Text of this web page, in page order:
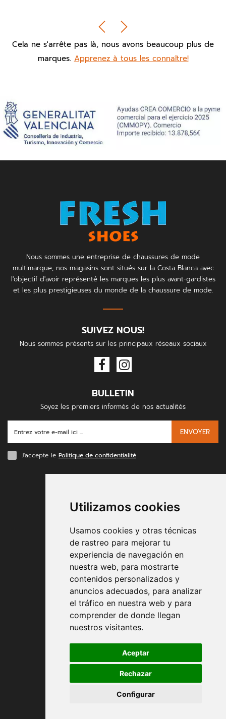
Utilizamos cookies
Usamos cookies y otras técnicas
de rastreo para mejorar tu
experiencia de navegación en
nuestra web, para mostrarte
contenidos personalizados y
anuncios adecuados, para analizar
el tráfico en nuestra web y para
comprender de donde llegan
nuestros visitantes.
Aceptar
Rechazar
Configurar
Cela ne s'arrête pas là, nous avons beaucoup plus de
marques. Apprenez à tous les connaître!
Nous sommes une entreprise de chaussures de mode
multimarque, nos magasins sont situés sur la Costa Blanca avec
l'objectif d'avoir représenté les marques les plus avant-gardistes
et les plus prestigieuses du monde de la chaussure de mode.
SUIVEZ NOUS!
Nous sommes présents sur les principaux réseaux sociaux
BULLETIN
Soyez les premiers informés de nos actualités
ENVOYER
J'accepte le Politique de confidentialité
Conditions contractuelles
Expédition et remise
Retour
Modes de paiement
Politique de confidentialité